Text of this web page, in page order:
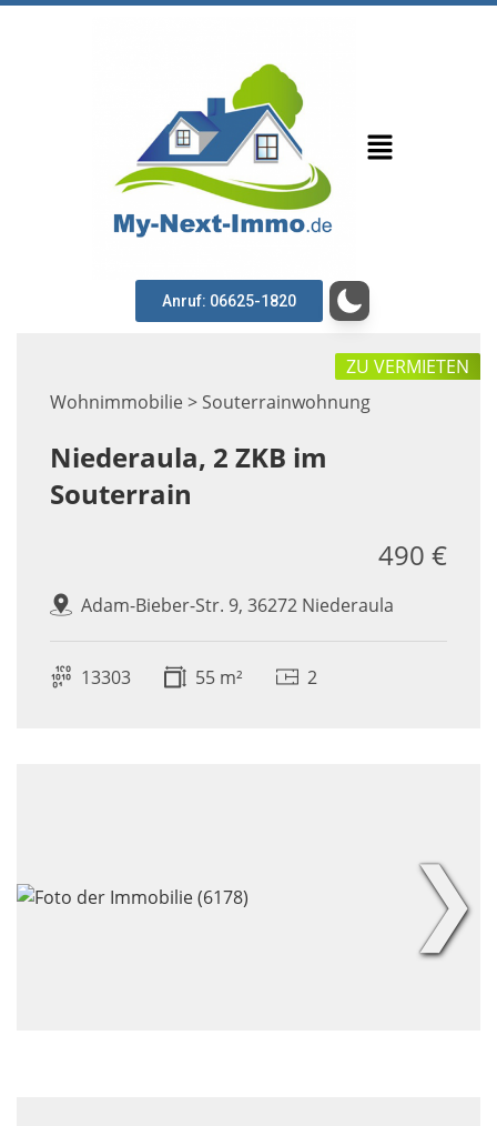
Anruf: 06625-1820
Wohnimmobilie > Souterrainwohnung
ZU VERMIETEN
Niederaula, 2 ZKB im
Souterrain
Adam-Bieber-Str. 9, 36272 Niederaula
490 €
13303 55 m² 2
❯